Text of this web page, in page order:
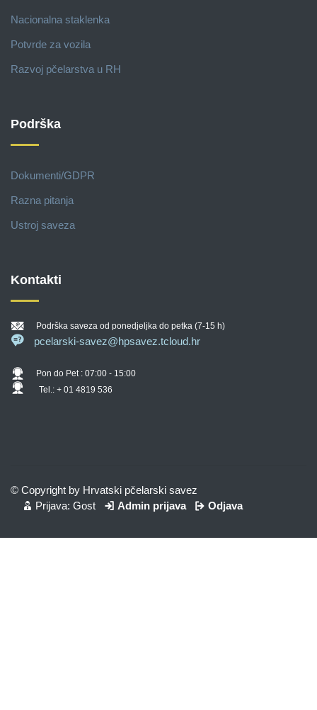
Nacionalna staklenka
Potvrde za vozila
Razvoj pčelarstva u RH
Podrška
Dokumenti/GDPR
Razna pitanja
Ustroj saveza
Kontakti
Podrška saveza od ponedjeljka do petka (7-15 h)
pcelarski-savez@hpsavez.tcloud.hr
Pon do Pet : 07:00 - 15:00
Tel.: + 01 4819 536
© Copyright by Hrvatski pčelarski savez
Prijava: Gost
Admin prijava Odjava